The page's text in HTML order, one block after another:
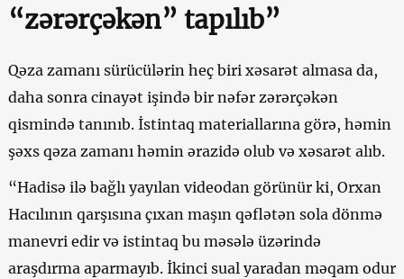
“zərərçəkən” tapılıb”
Qəza zamanı sürücülərin heç biri xəsarət almasa da,
daha sonra cinayət işində bir nəfər zərərçəkən
qismində tanınıb. İstintaq materiallarına görə, həmin
şəxs qəza zamanı həmin ərazidə olub və xəsarət alıb.
“Hadisə ilə bağlı yayılan videodan görünür ki, Orxan
Hacılının qarşısına çıxan maşın qəflətən sola dönmə
manevri edir və istintaq bu məsələ üzərində
araşdırma aparmayıb. İkinci sual yaradan məqam odur